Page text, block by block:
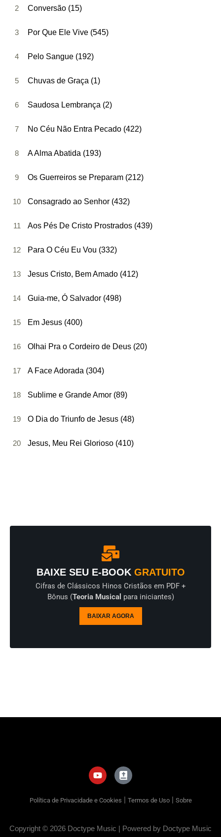
2 Conversão (15)
3 Por Que Ele Vive (545)
4 Pelo Sangue (192)
5 Chuvas de Graça (1)
6 Saudosa Lembrança (2)
7 No Céu Não Entra Pecado (422)
8 A Alma Abatida (193)
9 Os Guerreiros se Preparam (212)
10 Consagrado ao Senhor (432)
11 Aos Pés De Cristo Prostrados (439)
12 Para O Céu Eu Vou (332)
13 Jesus Cristo, Bem Amado (412)
14 Guia-me, Ó Salvador (498)
15 Em Jesus (400)
16 Olhai Pra o Cordeiro de Deus (20)
17 A Face Adorada (304)
18 Sublime e Grande Amor (89)
19 O Dia do Triunfo de Jesus (48)
20 Jesus, Meu Rei Glorioso (410)
BAIXE SEU E-BOOKGRATUITO
Cifras de Clássicos Hinos Cristãos em PDF +
Bônus (Teoria Musical para iniciantes)
BAIXAR AGORA
Política de Privacidade e Cookies Termos de Uso| Sobre
Copyright © 2026 Doctype Music | Powered by Doctype Music